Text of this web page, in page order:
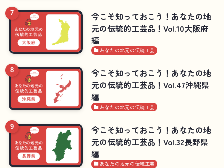
今こそ知っておこう！あなたの地
元の伝統的工芸品！Vol.10大阪府
編
あなたの地元の伝統工芸
今こそ知っておこう！あなたの地
元の伝統的工芸品！Vol.47沖縄県
編
あなたの地元の伝統工芸
今こそ知っておこう！あなたの地
元の伝統的工芸品！Vol.32長野県
編
あなたの地元の伝統工芸